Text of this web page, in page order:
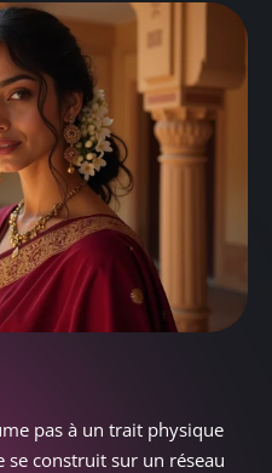
pas à un trait physique
se construit sur un réseau